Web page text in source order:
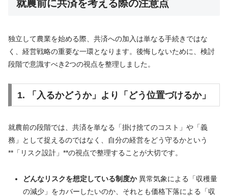
就農前に共済を考える際の注意点
独立して農業を始める際、共済への加入は単なる手続きではな
く、経営戦略の重要な一環となります。後悔しないために、検討
段階で意識すべき2つの視点を整理しました。
1. 「入るかどうか」より「どう位置づけるか」
就農前の段階では、共済を単なる「掛け捨てのコスト」や「義
務」として捉えるのではなく、自分の経営をどう守るかという
**「リスク設計」**の視点で整理することが大切です。
どんなリスクを想定している制度か異常気象による「収穫量
の減少」をカバーしたいのか、それとも価格下落による「収